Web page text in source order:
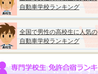
自動車学校ランキング
全国で男性の高校生に人気の
自動車学校ランキング